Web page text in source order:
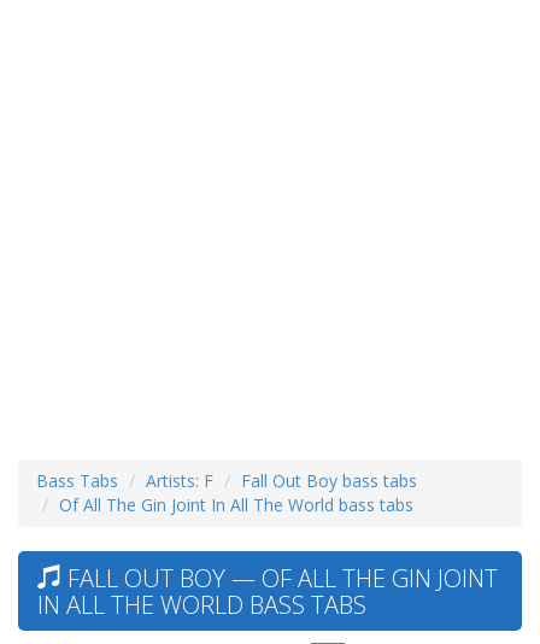
Bass Tabs Artists: F
Fall Out Boy bass tabs
Of All The Gin Joint In All The World bass tabs
FALL OUT BOY — OF ALL THE GIN JOINT
IN ALL THE WORLD BASS TABS